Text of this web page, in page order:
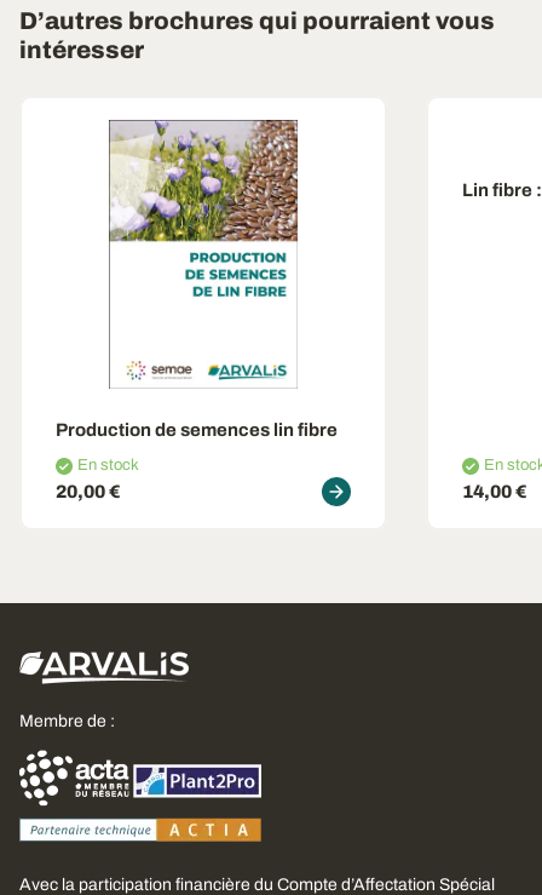
D’autres brochures qui pourraient vous
intéresser
Production de semences lin fibre
En stock
20,00 €
Lin fibre
En
14,00 €
Membre de :
Avec la participation financière du Compte d’Affectation Spécial